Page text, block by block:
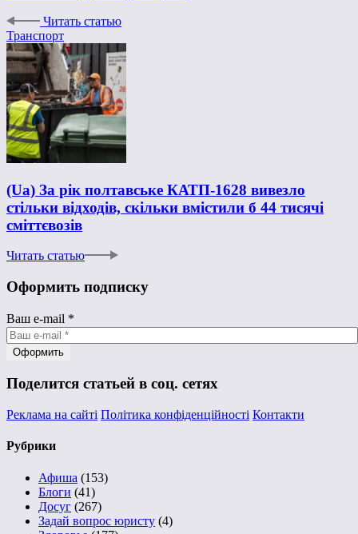
Читать статью
Транспорт
(Ua) За рік полтавське КАТП-1628 вивезло
стільки відходів, скільки вмістили б 44 тисячі
сміттєвозів
Читать статью
Оформить подписку
Ваш e-mail *
Поделится статьей в соц. сетях
Реклама на сайті Політика конфіденційності Контакти
Рубрики
Афиша (153)
Блоги (41)
Досуг (267)
Задай вопрос юристу (4)